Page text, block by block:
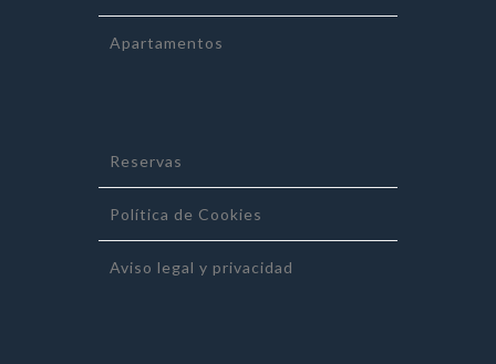
Apartamentos
Reservas
Política de Cookies
Aviso legal y privacidad